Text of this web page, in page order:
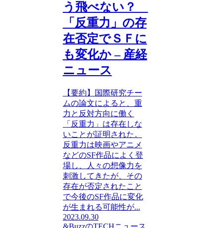
う飛べない？
「反重力」の存
在否定でＳＦに
も変化か – 産経
ニュース
【要約】国際研究チー
ムの論文によると、重
力と反対方向に働く
「反重力」は存在しな
いことが証明された。
反重力は映画やアニメ
などのSF作品によく登
場し、人々の想像力を
刺激してきたが、その
存在が否定されたこと
で今後のSF作品に変化
が生まれる可能性が...
2023.09.30
&BuzzのTECHニュース